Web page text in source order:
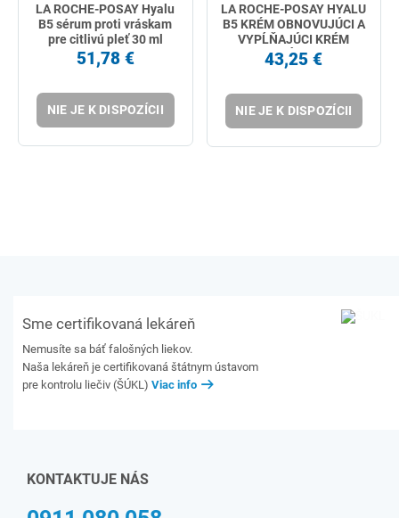
LA ROCHE-POSAY Hyalu
B5 sérum proti vráskam
pre citlivú pleť 30 ml
51,78 €
NIE JE K DISPOZÍCII
LA ROCHE-POSAY HYALU
B5 KRÉM OBNOVUJÚCI A
VYPĹŇAJÚCI KRÉM
PROTI VRÁSKAM PRE
CITLIVÚ PLEŤ40 ml
43,25 €
NIE JE K DISPOZÍCII
Sme certifikovaná lekáreň
Nemusíte sa báť falošných liekov.
Naša lekáreň je certifikovaná štátnym ústavom
pre kontrolu liečiv (ŠÚKL) Viac info
KONTAKTUJE NÁS